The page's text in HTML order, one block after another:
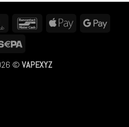
Dinners
BancontactApple
© VAPEXYZ